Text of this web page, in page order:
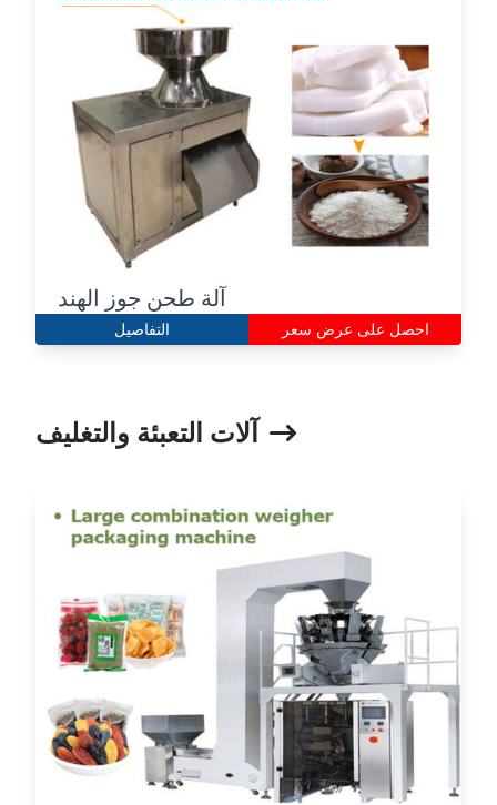
آلة طحن جوز الهند
التفاصيل احصل على عرض سعر
آلات التعبئة والتغليف